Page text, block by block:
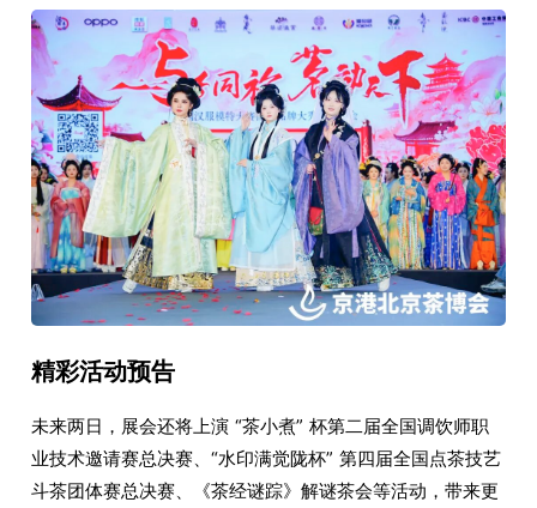
精彩活动预告
未来两日，展会还将上演 “茶小煮” 杯第二届全国调饮师职
业技术邀请赛总决赛、“水印满觉陇杯” 第四届全国点茶技艺
斗茶团体赛总决赛、《茶经谜踪》解谜茶会等活动，带来更